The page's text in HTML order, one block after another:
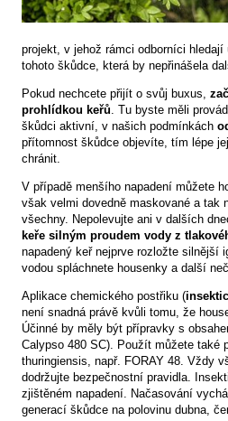
projekt, v jehož rámci odborníci
tohoto škůdce, která by nepřinášela
Pokud nechcete přijít o svůj buxus,
prohlídkou keřů . Tu byste měli
škůdci aktivní, v našich podmínkách
přítomnost škůdce objevíte, tím lépe
chránit.
V případě menšího napadení můžete
však velmi dovedně maskované a tak
všechny. Nepolevujte ani v dalších
keře silným proudem vody z
napadený keř nejprve rozložte silnější
vodou spláchnete housenky a další
Aplikace chemického postřiku (
není snadná právě kvůli tomu, že
Účinné by měly být přípravky s
Calypso 480 SC). Použít můžete také
thuringiensis, např. FORAY 48. Vždy
dodržujte bezpečnostní pravidla.
zjištěném napadení. Načasování
generací škůdce na polovinu dubna,